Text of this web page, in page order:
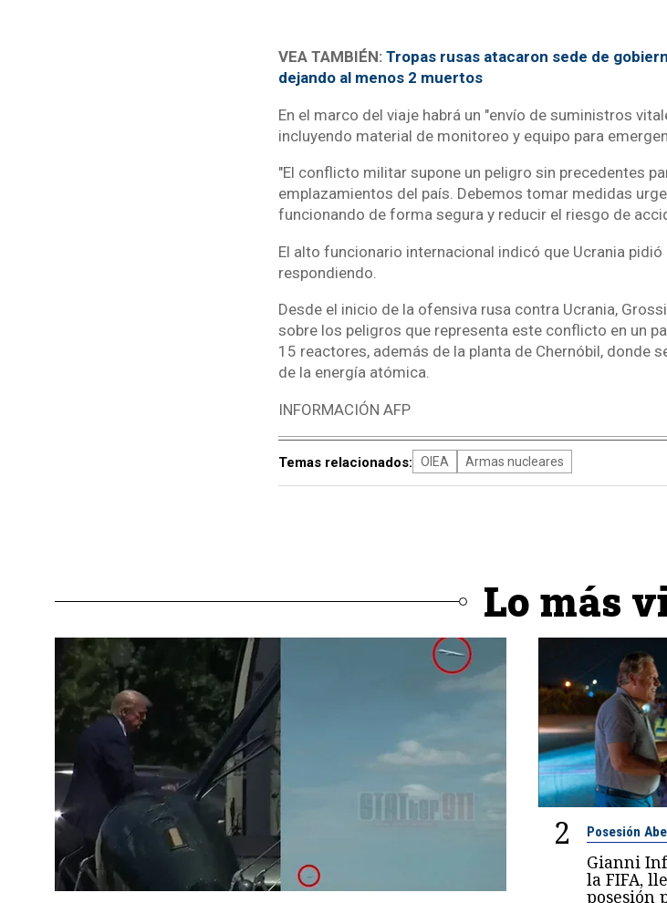
VEA TAMBIÉN: Tropas rusas atacaron sede de
dejando al menos 2 muertos
En el marco del viaje habrá un "envío de suministros
incluyendo material de monitoreo y equipo para
"El conflicto militar supone un peligro sin precedentes
emplazamientos del país. Debemos tomar medidas
funcionando de forma segura y reducir el riesgo de
El alto funcionario internacional indicó que Ucrania
respondiendo.
Desde el inicio de la ofensiva rusa contra Ucrania,
sobre los peligros que representa este conflicto en un
15 reactores, además de la planta de Chernóbil, donde
de la energía atómica.
INFORMACIÓN AFP
Temas relacionados: OIEA Armas nucleares
Lo más
2 Posesión
Gianni
la FIFA,
posesión